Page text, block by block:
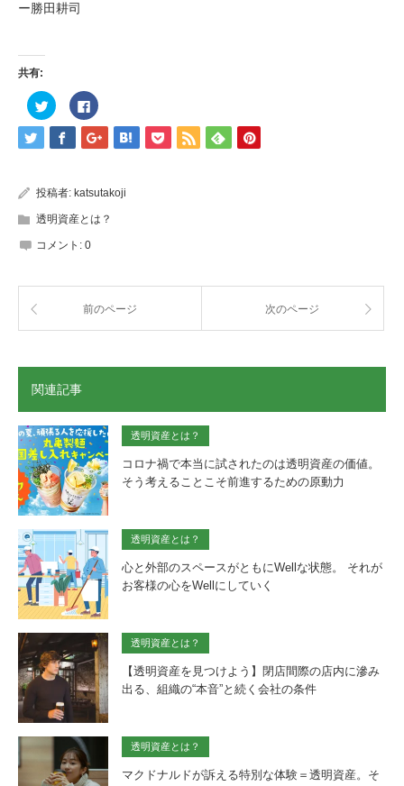
ー勝田耕司
共有:
ク
リ
ッ
ク
し
共
有
(新
し
ウ
ィ
ウ
ま
Facebook
で
共
有
す
ク
リ
ク
い
し
い
ウ
ま
す)
投稿者: katsutakoji
透明資産とは？
コメント: 0
前のページ 次のページ
関連記事
透明資産とは？
コロナ禍で本当に試されたのは透明資産の価値。
そう考えることこそ前進するための原動力
透明資産とは？
心と外部のスペースがともにWellな状態。 それが
お客様の心をWellにしていく
透明資産とは？
【透明資産を見つけよう】閉店間際の店内に滲み
出る、組織の“本音”と続く会社の条件
透明資産とは？
マクドナルドが訴える特別な体験＝透明資産。そ